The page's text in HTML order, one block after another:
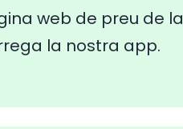
web de preu de la
la nostra app.